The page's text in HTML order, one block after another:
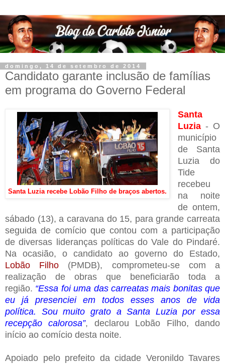
domingo, 14 de setembro de 2014
Candidato garante inclusão de famílias
em programa do Governo Federal
Santa Luzia recebe Lobão Filho de braços abertos.
Santa
Luzia- O
município
de Santa
Luzia do
Tide
recebeu
na noite
de ontem,
sábado (13), a caravana do 15, para grande carreata
seguida de comício que contou com a participação
de diversas lideranças políticas do Vale do Pindaré.
Na ocasião, o candidato ao governo do Estado,
Lobão Filho (PMDB), comprometeu-se com a
realização de obras que beneficiarão toda a
região. “Essa foi uma das carreatas mais bonitas que
eu já presenciei em todos esses anos de vida
política. Sou muito grato a Santa Luzia por essa
recepção calorosa”, declarou Lobão Filho, dando
início ao comício desta noite.
Apoiado pelo prefeito da cidade Veronildo Tavares